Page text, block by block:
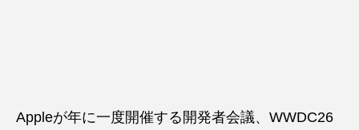
Appleが年に一度開催する開発者会議、WWDC26